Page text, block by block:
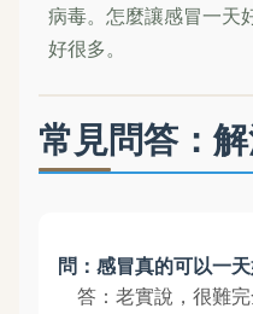
病毒。怎麼讓感冒一天
好很多。
常見問答：
問：感冒真的可以一
答：老實說，很難